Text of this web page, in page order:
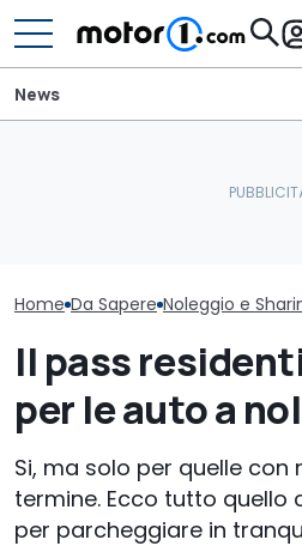
News
Home Da Sapere Noleggio e
Il pass
per le auto a
Si, ma solo per quelle con
termine. Ecco tutto quello
per parcheggiare in